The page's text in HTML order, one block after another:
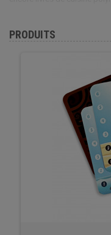
les traditions, les matériaux
PRODUITS